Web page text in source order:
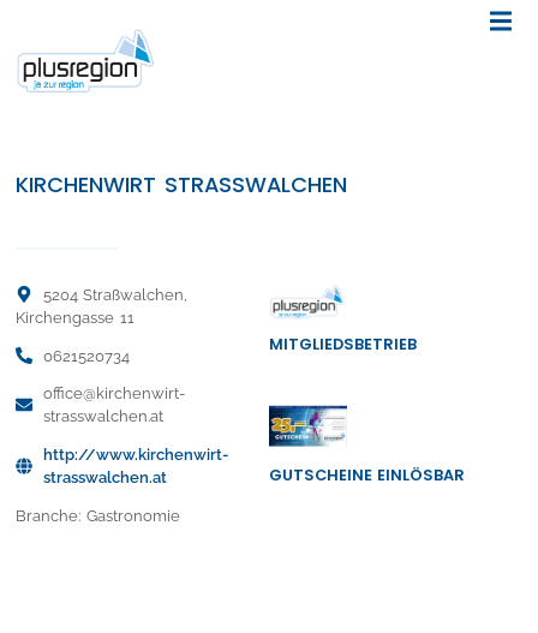
KIRCHENWIRT STRASSWALCHEN
5204 Straßwalchen,
Kirchengasse 11
0621520734
office@kirchenwirt-
strasswalchen.at
http://www.kirchenwirt-
strasswalchen.at
Branche: Gastronomie
MITGLIEDSBETRIEB
GUTSCHEINE EINLÖSBAR